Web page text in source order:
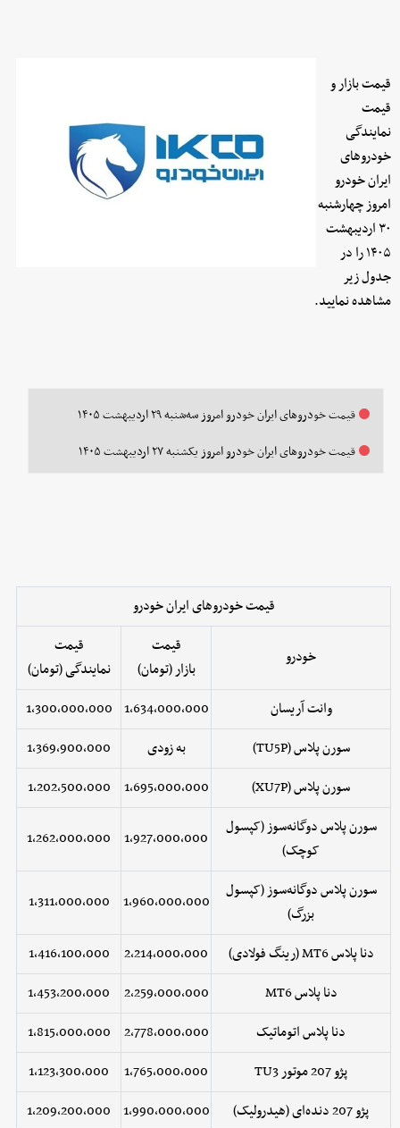
قیمت بازار و
قیمت
نمایندگی
خودرو‌های
ایران خودرو
امروز چهارشنبه
۳۰ اردیبهشت
۱۴۰۵ را در
جدول زیر
مشاهده نمایید.
قیمت خودرو‌های ایران خودرو امروز سه‌شنبه ۲۹ اردیبهشت ۱۴۰۵
قیمت خودرو‌های ایران خودرو امروز یکشنبه ۲۷ اردیبهشت ۱۴۰۵
قیمت خودروهای ایران خودرو
خودرو
قیمت
بازار (تومان)
قیمت
نمایندگی (تومان)
وانت آریسان
1,634,000,000
1,300,000,000
سورن پلاس (TU5P)
به زودی
1,369,900,000
سورن پلاس (XU7P)
1,695,000,000
1,202,500,000
سورن پلاس دوگانه‌سوز (کپسول
کوچک)
1,927,000,000
1,262,000,000
سورن پلاس دوگانه‌سوز (کپسول
بزرگ)
1,960,000,000
1,311,000,000
دنا پلاس MT6 (رینگ فولادی) 2,214,000,000
1,416,100,000
دنا پلاس MT6
2,259,000,000
1,453,200,000
دنا پلاس اتوماتیک
2,778,000,000
1,815,000,000
پژو 207 موتور TU3
1,765,000,000
1,123,300,000
پژو 207 دنده‌ای (هیدرولیک)
1,990,000,000
1,209,200,000